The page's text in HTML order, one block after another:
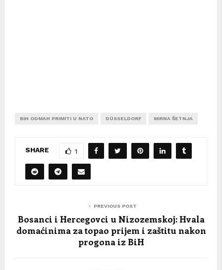
BIH ODMAH PRIMITI U NATO DÜSSELDORF MIRNA ŠETNJA
SHARE 1
PREVIOUS POST
Bosanci i Hercegovci u Nizozemskoj: Hvala
domaćinima za topao prijem i zaštitu nakon
progona iz BiH